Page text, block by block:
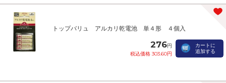
トップバリュ アルカリ乾電池 単４形 ４個入
276円
税込価格 303.60円
カートに
追加する